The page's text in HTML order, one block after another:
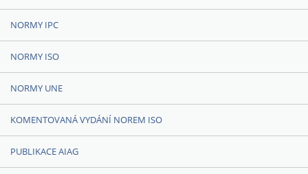
NORMY IPC
NORMY ISO
NORMY UNE
KOMENTOVANÁ VYDÁNÍ NOREM ISO
PUBLIKACE AIAG